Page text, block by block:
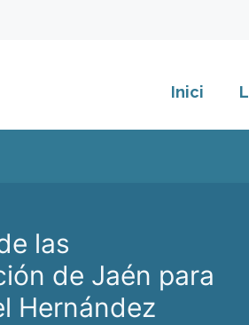
Inici
las
de Jaén para
Hernández